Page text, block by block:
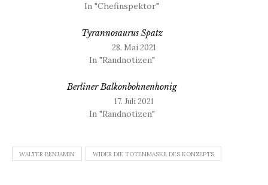
In "Chefinspektor"
Tyrannosaurus Spatz
28. Mai 2021
In "Randnotizen"
Berliner Balkonbohnenhonig
17. Juli 2021
In "Randnotizen"
WALTER BENJAMIN WIDER DIE TOTENMASKE DES KONZEPTS